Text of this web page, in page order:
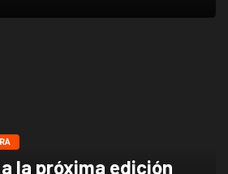
la próxima edición